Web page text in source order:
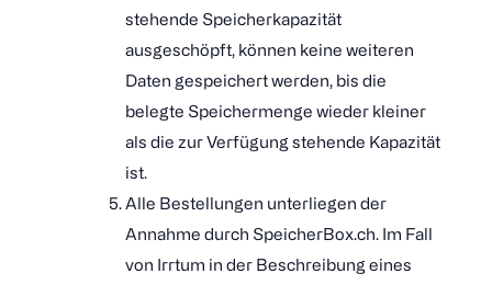
stehende Speicherkapazität
ausgeschöpft, können keine weiteren
Daten gespeichert werden, bis die
belegte Speichermenge wieder kleiner
als die zur Verfügung stehende Kapazität
ist.
Alle Bestellungen unterliegen der
Annahme durch SpeicherBox.ch. Im Fall
von Irrtum in der Beschreibung eines